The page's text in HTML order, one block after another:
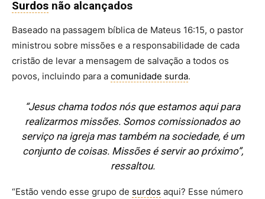
Surdos não alcançados
Baseado na passagem bíblica de Mateus 16:15, o pastor
ministrou sobre missões e a responsabilidade de cada
cristão de levar a mensagem de salvação a todos os
povos, incluindo para a comunidade surda.
“Jesus chama todos nós que estamos aqui para
realizarmos missões. Somos comissionados ao
serviço na igreja mas também na sociedade, é um
conjunto de coisas. Missões é servir ao próximo”,
ressaltou.
“Estão vendo esse grupo de surdos aqui? Esse número